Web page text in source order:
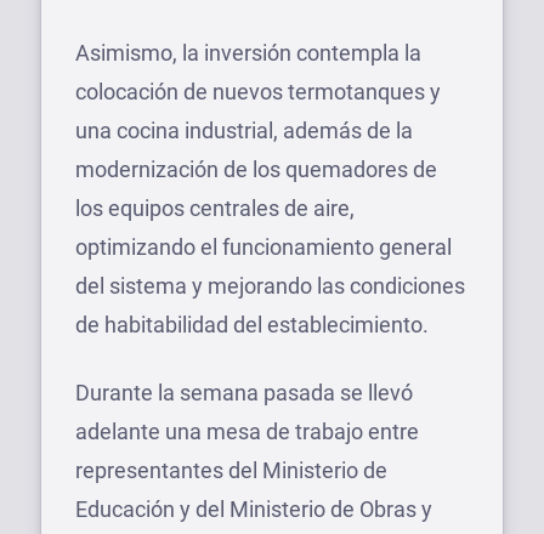
Asimismo, la inversión contempla la
colocación de nuevos termotanques y
una cocina industrial, además de la
modernización de los quemadores de
los equipos centrales de aire,
optimizando el funcionamiento general
del sistema y mejorando las condiciones
de habitabilidad del establecimiento.
Durante la semana pasada se llevó
adelante una mesa de trabajo entre
representantes del Ministerio de
Educación y del Ministerio de Obras y